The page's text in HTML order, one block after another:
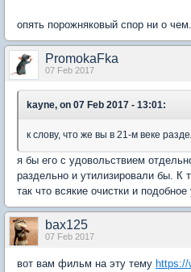
опять порожняковый спор ни о
PromokaFka
07 Feb 2017
kayne, on 07 Feb 2017 - 13:01:
к слову, что же вы в 21-м веке
я бы его с удовольствием
раздельно и утилизировали бы. К
так что всякие очистки и
bax125
07 Feb 2017
вот вам фильм на эту тему https://